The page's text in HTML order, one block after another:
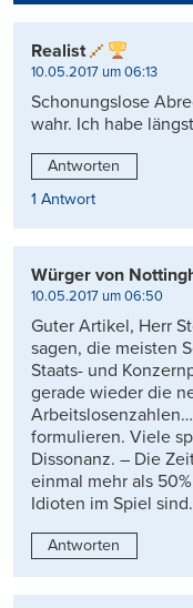
Realist
10.05.2017 um 06:13
Schonungslose
wahr. Ich habe
Antworten
1 Antwort
Würger von
10.05.2017 um 06:50
Guter Artikel, Herr
sagen, die meisten
Staats- und
gerade wieder die
formulieren. Viele
Dissonanz. – Die
einmal mehr als
Idioten im Spiel sind.
Antworten